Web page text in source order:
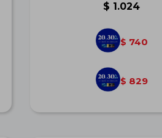
$ 1.024
$ 740
$ 829